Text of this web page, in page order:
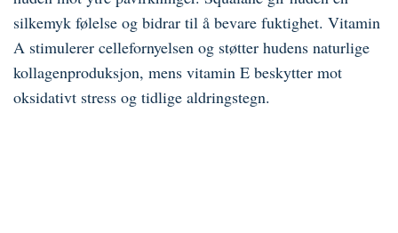
silkemyk følelse og bidrar til å bevare fuktighet. Vitamin
A stimulerer cellefornyelsen og støtter hudens naturlige
kollagenproduksjon, mens vitamin E beskytter mot
oksidativt stress og tidlige aldringstegn.